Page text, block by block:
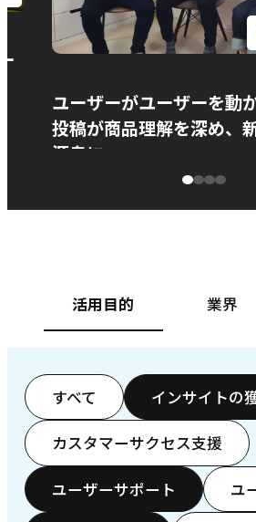
ユーザーがユーザーを動
投稿が商品理解を深め、
源泉に
活用目的 業界
すべて インサイトの
カスタマーサクセス支援
ユーザーサポート ユ